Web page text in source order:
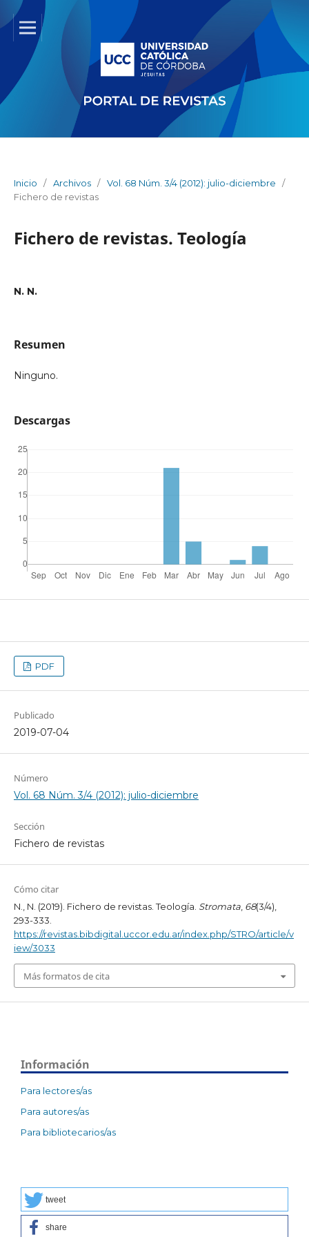
Inicio / Archivos / Vol. 68 Núm. 3/4 (2012): julio-diciembre
/
Fichero de revistas
Fichero de revistas. Teología
N. N.
Resumen
Ninguno.
Descargas
PDF
Publicado
2019-07-04
Número
Vol. 68 Núm. 3/4 (2012): julio-diciembre
Sección
Fichero de revistas
Cómo citar
N., N. (2019). Fichero de revistas. Teología. Stromata, 68(3/4),
293-333.
https://revistas.bibdigital.uccor.edu.ar/index.php/STRO/article/v
iew/3033
Más formatos de cita
Información
Para lectores/as
Para autores/as
Para bibliotecarios/as
tweet
share